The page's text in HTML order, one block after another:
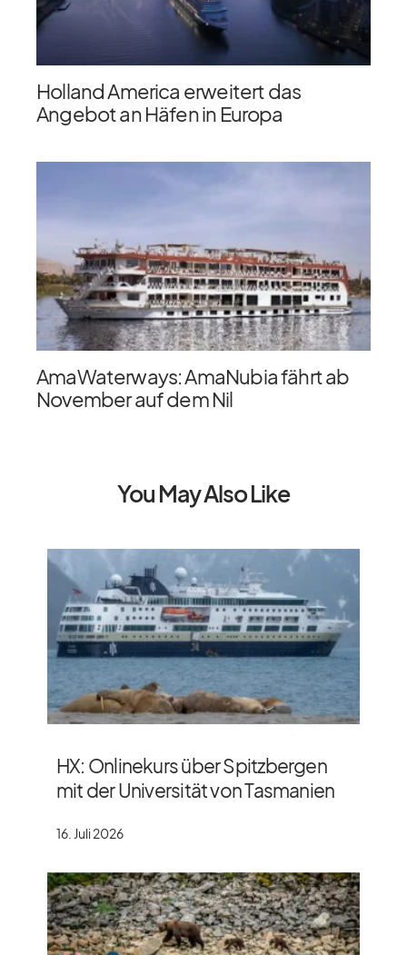
Holland America erweitert das
Angebot an Häfen in Europa
AmaWaterways: AmaNubia fährt ab
November auf dem Nil
You May Also Like
HX: Onlinekurs über Spitzbergen
mit der Universität von Tasmanien
16. Juli 2026